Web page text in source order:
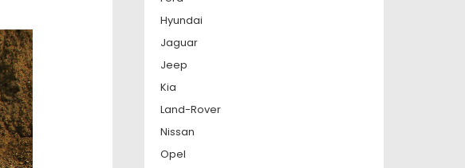
Hyundai
Jaguar
Jeep
Kia
Land-Rover
Nissan
Opel